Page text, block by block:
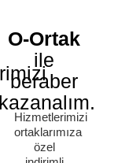
O-Ortak
ile
beraber
kazanalım.
Hizmetlerimizi
ortaklarımıza
özel